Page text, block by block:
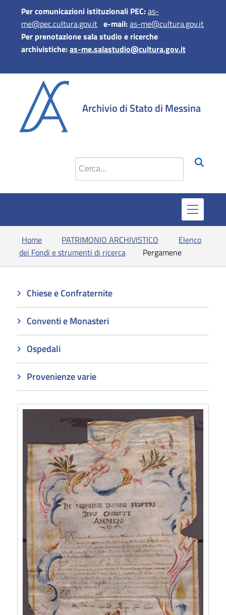
Per comunicazioni istituzionali PEC:as-
me@pec.cultura.gov.it e-mail:as-me@cultura.gov.it
Per prenotazione sala studio e ricerche
archivistiche:as-me.salastudio@cultura.gov.it
Archivio di Stato di Messina
Cerca nel sito
Home PATRIMONIO ARCHIVISTICO
Elenco
dei Fondi e strumenti di ricerca
Pergamene
Chiese e Confraternite
Conventi e Monasteri
Ospedali
Provenienze varie